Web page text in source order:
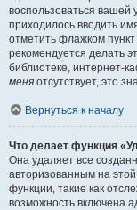
воспользоваться вашей
приходилось вводить
отметить флажком пункт
рекомендуется делать
библиотеке, интернет-
меня отсутствует, это
Вернуться к началу
Что делает функция
Она удаляет все
авторизованным на
функции, такие как
возможность включена